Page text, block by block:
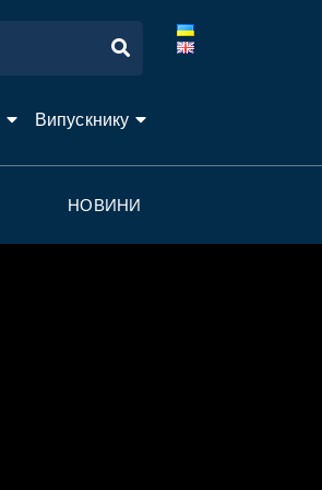
Випускнику
НОВИНИ